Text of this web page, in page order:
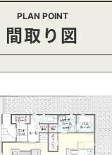
PLAN POINT
間取り図